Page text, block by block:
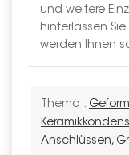
und weitere
hinterlassen
werden Ihnen
Thema :
Anschlüssen,